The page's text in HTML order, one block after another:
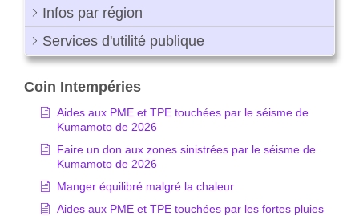
Infos par région
Services d'utilité publique
Coin Intempéries
Aides aux PME et TPE touchées par le séisme de
Kumamoto de 2026
Faire un don aux zones sinistrées par le séisme de
Kumamoto de 2026
Manger équilibré malgré la chaleur
Aides aux PME et TPE touchées par les fortes pluies